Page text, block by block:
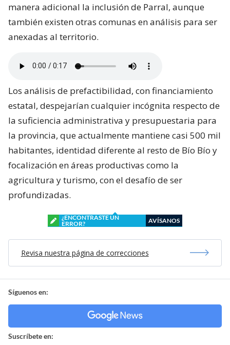
manera adicional la inclusión de Parral, aunque
también existen otras comunas en análisis para ser
anexadas al territorio.
Los análisis de prefactibilidad, con financiamiento
estatal, despejarían cualquier incógnita respecto de
la suficiencia administrativa y presupuestaria para
la provincia, que actualmente mantiene casi 500 mil
habitantes, identidad diferente al resto de Bío Bío y
focalización en áreas productivas como la
agricultura y turismo, con el desafío de ser
profundizadas.
¿ENCONTRASTE UN
ERROR?
AVÍSANOS
Revisa nuestra página de correcciones
Síguenos en:
Suscríbete en: